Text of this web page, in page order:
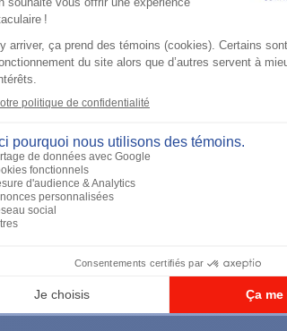
Accessoires général
UHF 3.5dB Gain Through-hole
Antenna, 470-494 MHz